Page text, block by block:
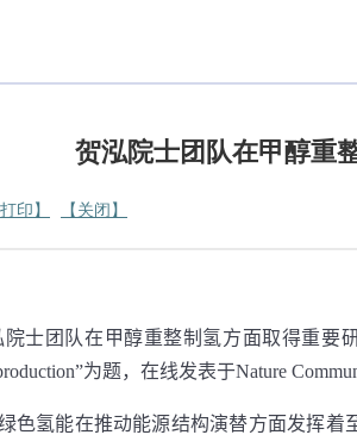
贺泓院士团队在甲醇重
打印】 【关闭】
士团队在甲醇重整制氢方面取得重要
为题，在线发表于Nature
色氢能在推动能源结构演替方面发挥着